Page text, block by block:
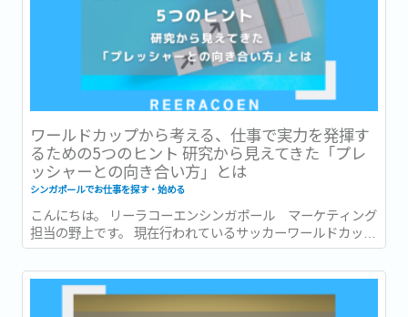
ワールドカップから考える、仕事で実力を発揮す
るための5つのヒント 研究から見えてきた「プレ
ッシャーとの向き合い方」とは
シンガポールでお仕事を探す・始める
こんにちは。 リーラコーエンシンガポール マーケティング
担当の野上です。 現在行われているサッカーワールドカッ
プ、いよいよ残すところ数試合となりました！ 本記事がリリ
ースされる頃には準決勝の結果が出ている頃。...